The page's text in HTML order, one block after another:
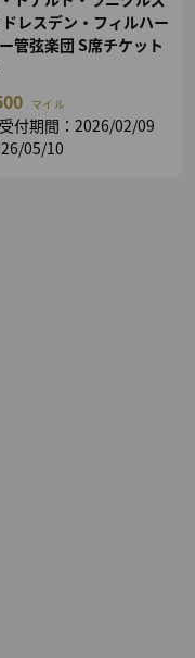
レスデン・フィルハー
管弦楽団 S席チケット
マイル
付期間：2026/02/09
05/10